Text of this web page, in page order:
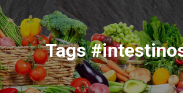
Tags